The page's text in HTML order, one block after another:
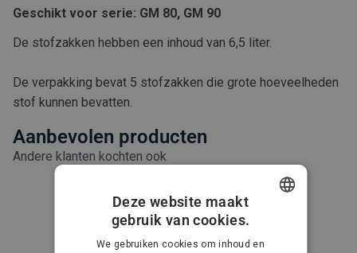
Geschikt voor serie: GM 80, GM 90
De stofzakken hebben een inhoud van 6,5 liter.
De verpakking bevat 5 stofzakken die grote hoeveelheden
stof kunnen bevatten.
Aanbevolen producten
Andere klanten kochten ook
Unable to load recommendations
DANISH
Deze website maakt
gebruik van cookies.
We gebruiken cookies om inhoud en